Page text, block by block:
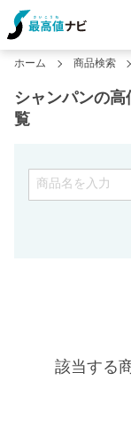
ホーム 商品検索
シャンパンの
覧
該当する